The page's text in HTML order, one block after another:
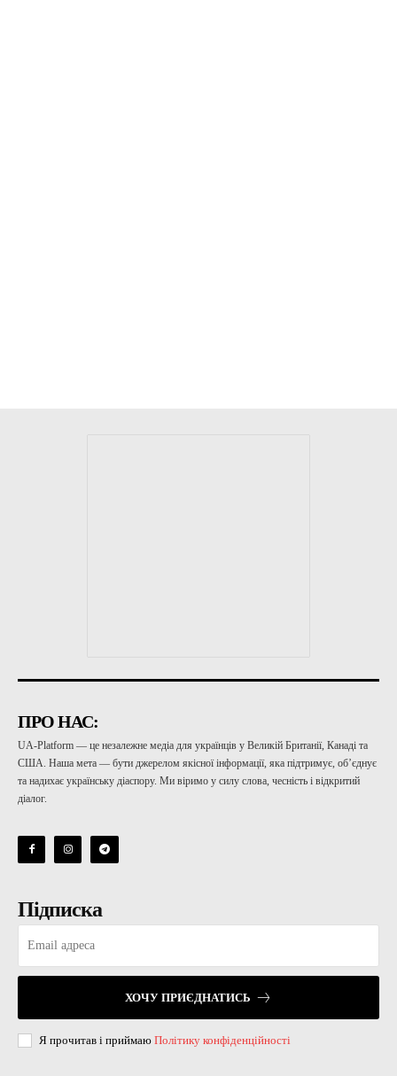
ПРО НАС:
UA-Platform — це незалежне медіа для українців у Великій Британії, Канаді та
США. Наша мета — бути джерелом якісної інформації, яка підтримує, об’єднує
та надихає українську діаспору. Ми віримо у силу слова, чесність і відкритий
діалог.
Підписка
ХОЧУ ПРИЄДНАТИСЬ
Я прочитав і приймаю Політику конфіденційності